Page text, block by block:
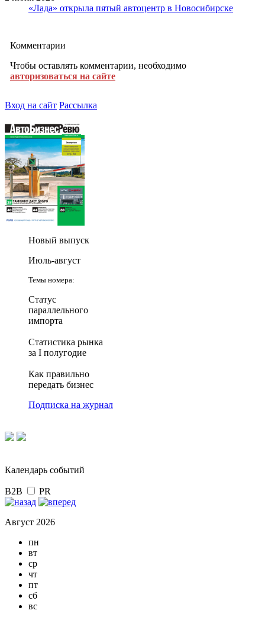
«Лада» открыла пятый автоцентр в Новосибирске
Комментарии
Чтобы оставлять комментарии, необходимо
авторизоваться на сайте
Вход на сайт Рассылка
Новый выпуск
Июль-август
Темы номера:
Статус
параллельного
импорта
Статистика рынка
за I полугодие
Как правильно
передать бизнес
Подписка на журнал
Календарь событий
B2B PR
Август 2026
пн
вт
ср
чт
пт
сб
вс